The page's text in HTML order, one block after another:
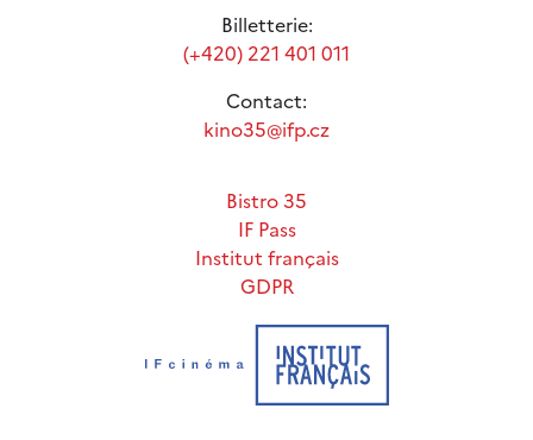
Billetterie:
(+420) 221 401 011
Contact:
kino35@ifp.cz
Bistro 35
IF Pass
Institut français
GDPR